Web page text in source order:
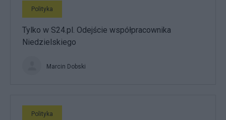
Polityka
Tylko w S24.pl. Odejście współpracownika
Niedzielskiego
Marcin Dobski
Polityka